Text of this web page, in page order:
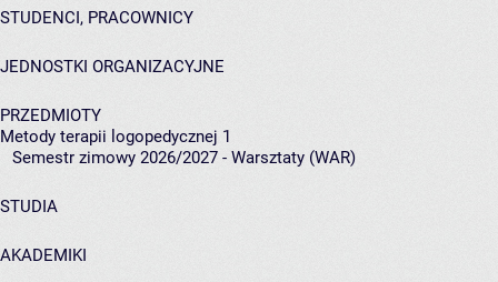
STUDENCI, PRACOWNICY
JEDNOSTKI ORGANIZACYJNE
PRZEDMIOTY
Metody terapii logopedycznej 1
Semestr zimowy 2026/2027 - Warsztaty (WAR)
STUDIA
AKADEMIKI